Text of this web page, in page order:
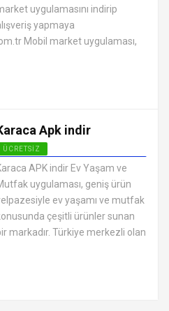
uygulamasını indirip
yapmaya
Mobil market uygulaması,
Apk indir
ÜCRETSIZ
ANDROID ALIŞVERIŞ
UYGULAMALARI APK
APK indir Ev Yaşam ve
uygulaması, geniş ürün
ev yaşamı ve mutfak
çeşitli ürünler sunan
markadır. Türkiye merkezli olan